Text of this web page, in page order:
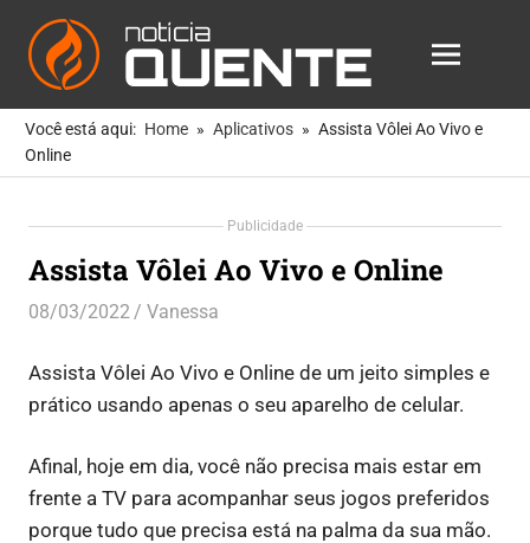
Skip
content
Notícia
Quente
Notícias
Mais
Quentes
Você
MENU
Você está aqui: Home Aplicativos
Assista Vôlei Ao Vivo e
Online
Publicidade
Assista Vôlei Ao Vivo e Online
08/03/2022 Vanessa
Assista Vôlei Ao Vivo e Online de um jeito simples e
prático usando apenas o seu aparelho de celular.
Afinal, hoje em dia, você não precisa mais estar em
frente a TV para acompanhar seus jogos preferidos
porque tudo que precisa está na palma da sua mão.